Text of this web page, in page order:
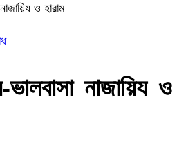
ও হারাম
ভালবাসা নাজায়িয ও